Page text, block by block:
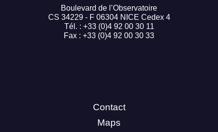
Boulevard de l’Observatoire
CS 34229 - F 06304 NICE Cedex 4
Tél. : +33 (0)4 92 00 30 11
Fax : +33 (0)4 92 00 30 33
Contact
Maps